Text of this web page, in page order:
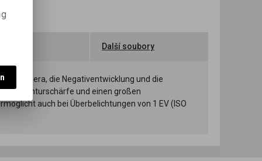
Další soubory
die Negativentwicklung und die
Konturschärfe und einen großen
auch bei Überbelichtungen von 1 EV (ISO